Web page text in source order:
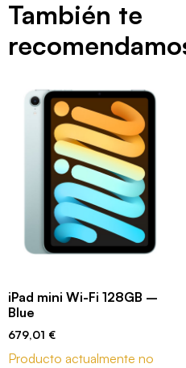
También te
iPad mini Wi-Fi 128GB –
Blue
679,01 €
Producto actualmente no